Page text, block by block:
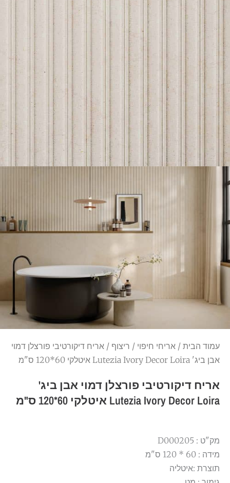
עמוד הבית / אריחי חיפוי / ריצוף / אריח דיקורטיבי פורצלן דמוי
אבן ביג' Lutezia Ivory Decor Loira איטלקי 60*120 ס"מ
אריח דיקורטיבי פורצלן דמוי אבן ביג'
Lutezia Ivory Decor Loira איטלקי 60*120 ס"מ
מק"ט : D000205
מידה : 60 * 120 ס"מ
תוצרת :איטליה